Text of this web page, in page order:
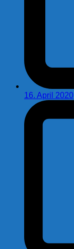
16. April 2020